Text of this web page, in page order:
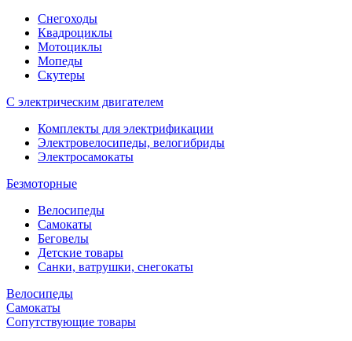
Снегоходы
Квадроциклы
Мотоциклы
Мопеды
Скутеры
С электрическим двигателем
Комплекты для электрификации
Электровелосипеды, велогибриды
Электросамокаты
Безмоторные
Велосипеды
Самокаты
Беговелы
Детские товары
Санки, ватрушки, снегокаты
Велосипеды
Самокаты
Сопутствующие товары